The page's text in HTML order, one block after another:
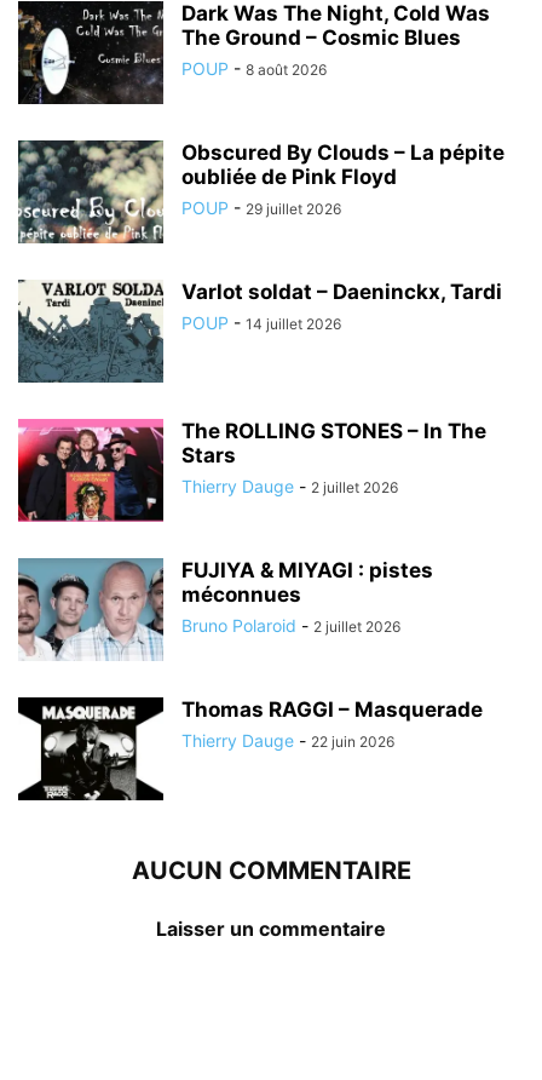
Dark Was The Night, Cold Was
The Ground – Cosmic Blues
POUP - 8 août 2026
Obscured By Clouds – La pépite
oubliée de Pink Floyd
POUP - 29 juillet 2026
Varlot soldat – Daeninckx, Tardi
POUP - 14 juillet 2026
The ROLLING STONES – In The
Stars
Thierry Dauge - 2 juillet 2026
FUJIYA & MIYAGI : pistes
méconnues
Bruno Polaroid - 2 juillet 2026
Thomas RAGGI – Masquerade
Thierry Dauge - 22 juin 2026
AUCUN COMMENTAIRE
Laisser un commentaire